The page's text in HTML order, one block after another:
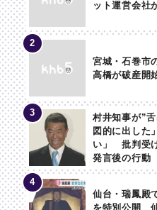
ット運営会社
宮城・石巻市
高橋が破産開
村井知事が”
図的に出した
い」 批判受
発言後の行動
仙台・瑞鳳殿
を特別公開